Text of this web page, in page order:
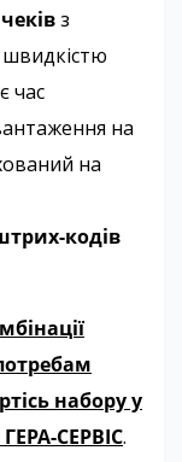
з
час
на
на
кодів
набору у
СЕРВІС.